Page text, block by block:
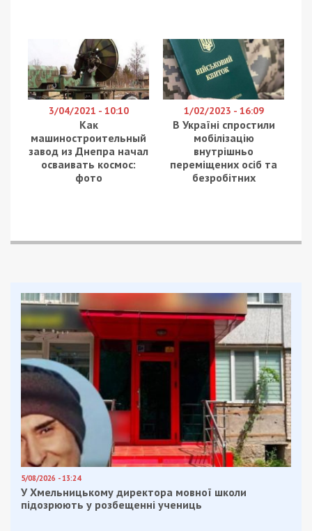
3/04/2021 - 10:10
Как
машиностроительный
завод из Днепра начал
осваивать космос:
фото
1/02/2023 - 16:09
В Україні спростили
мобілізацію
внутрішньо
переміщених осіб та
безробітних
5/08/2026 - 13:24
У Хмельницькому директора мовної школи
підозрюють у розбещенні учениць